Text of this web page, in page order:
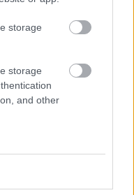
storage
storage
and other
καταθέσεις: Πότε
κρυφή